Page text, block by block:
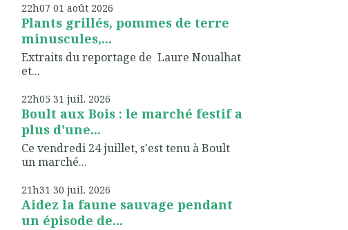
22h07 01 août 2026
Plants grillés, pommes de terre
minuscules,...
Extraits du reportage de Laure Noualhat
et...
22h05 31 juil. 2026
Boult aux Bois : le marché festif a
plus d'une...
Ce vendredi 24 juillet, s'est tenu à Boult
un marché...
21h31 30 juil. 2026
Aidez la faune sauvage pendant
un épisode de...